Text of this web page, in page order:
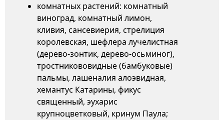
комнатных растений: комнатный
виноград, комнатный лимон,
кливия, сансевиерия, стрелиция
королевская, шефлера лучелистная
(дерево-зонтик, дерево-осьминог),
тростникововидные (бамбуковые)
пальмы, лашеналия алоэвидная,
хемантус Катарины, фикус
священный, эухарис
крупноцветковый, кринум Паула;